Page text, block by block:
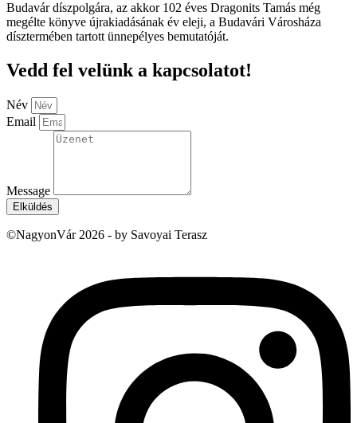
Budavár díszpolgára, az akkor 102 éves Dragonits Tamás még
megélte könyve újrakiadásának év eleji, a Budavári Városháza
dísztermében tartott ünnepélyes bemutatóját.
Vedd fel velünk a kapcsolatot!
Név
Email
Message
Elküldés
©NagyonVár 2026 - by Savoyai Terasz